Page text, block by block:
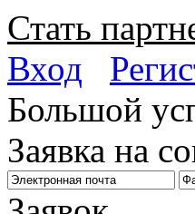
Стать
Вход
Большой
Заявка на